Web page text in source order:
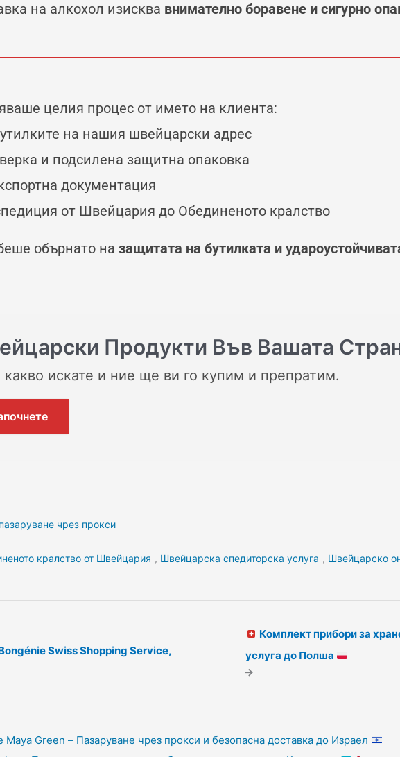
на алкохол изисква внимателно боравене и сигурно
целия процес от името на клиента:
на нашия швейцарски адрес
и подсилена защитна опаковка
документация
от Швейцария до Обединеното кралство
обърнато на защитата на бутилката и
Продукти Във Вашата
искате и ние ще ви го купим и препратим.
чрез прокси
кралство от Швейцария , Швейцарска спедиторска услуга , Швейцарско
Swiss Shopping Service,
Комплект прибори за
услуга до Полша
→
Green – Пазаруване чрез прокси и безопасна доставка до Израел